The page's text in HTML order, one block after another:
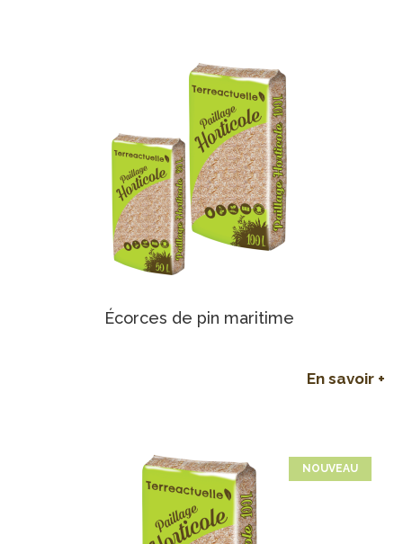
Écorces de pin maritime
En savoir +
NOUVEAU